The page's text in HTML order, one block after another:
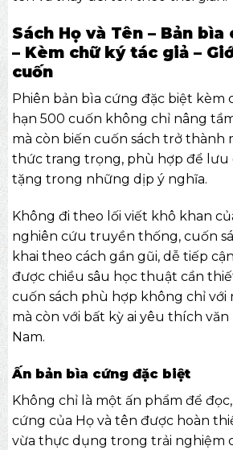
Sách Họ và Tên – Bản
– Kèm chữ ký tác giả –
cuốn
Phiên bản bìa cứng đặc biệt kèm
hạn 500 cuốn không chỉ nâng
mà còn biến cuốn sách trở thành
thức trang trọng, phù hợp để lưu
tặng trong những dịp ý nghĩa.
Không đi theo lối viết khô khan
nghiên cứu truyền thống, cuốn
khai theo cách gần gũi, dễ tiếp
được chiều sâu học thuật cần
cuốn sách phù hợp không chỉ với
mà còn với bất kỳ ai yêu thích văn
Nam.
Ấn bản bìa cứng đặc biệt
Không chỉ là một ấn phẩm để
cứng của Họ và tên được hoàn
vừa thực dụng trong trải nghiệm